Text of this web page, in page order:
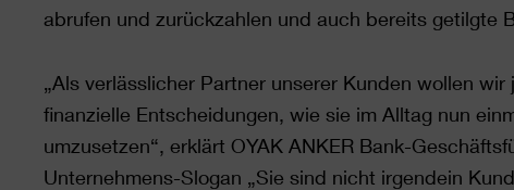
abrufen und zurückzahlen und auch bereits getilgte
„Als verlässlicher Partner unserer Kunden wollen
finanzielle Entscheidungen, wie sie im Alltag nun
umzusetzen“, erklärt OYAK ANKER Bank-
Unternehmens-Slogan „Sie sind nicht irgendein